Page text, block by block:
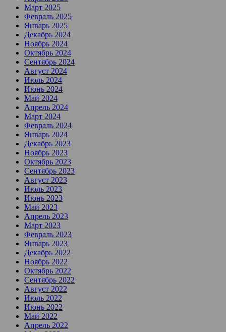
Март 2025
Февраль 2025
Январь 2025
Декабрь 2024
Ноябрь 2024
Октябрь 2024
Сентябрь 2024
Август 2024
Июль 2024
Июнь 2024
Май 2024
Апрель 2024
Март 2024
Февраль 2024
Январь 2024
Декабрь 2023
Ноябрь 2023
Октябрь 2023
Сентябрь 2023
Август 2023
Июль 2023
Июнь 2023
Май 2023
Апрель 2023
Март 2023
Февраль 2023
Январь 2023
Декабрь 2022
Ноябрь 2022
Октябрь 2022
Сентябрь 2022
Август 2022
Июль 2022
Июнь 2022
Май 2022
Апрель 2022